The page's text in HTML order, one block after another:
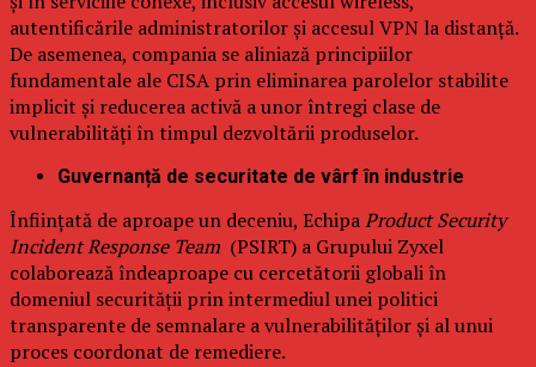
autentificările administratorilor și accesul VPN la distanță.
De asemenea, compania se aliniază principiilor
fundamentale ale CISA prin eliminarea parolelor stabilite
implicit și reducerea activă a unor întregi clase de
vulnerabilități în timpul dezvoltării produselor.
Guvernanță de securitate de vârf în industrie
Înființată de aproape un deceniu, EchipaProduct Security
Incident Response Team (PSIRT) a Grupului Zyxel
colaborează îndeaproape cu cercetătorii globali în
domeniul securității prin intermediul unei politici
transparente de semnalare a vulnerabilităților și al unui
proces coordonat de remediere.